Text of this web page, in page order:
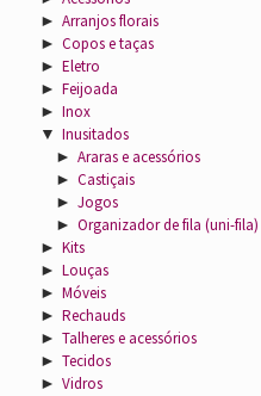
► Arranjos florais
► Copos e taças
► Eletro
► Feijoada
► Inox
▼ Inusitados
► Araras e acessórios
► Castiçais
► Jogos
► Organizador de fila (uni-fila)
► Kits
► Louças
► Móveis
► Rechauds
► Talheres e acessórios
► Tecidos
► Vidros